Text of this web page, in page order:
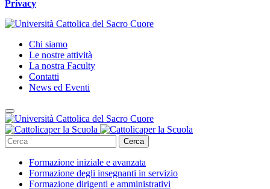
Privacy
Chi siamo
Le nostre attività
La nostra Faculty
Contatti
News ed Eventi
Cerca
Formazione iniziale e avanzata
Formazione degli insegnanti in servizio
Formazione dirigenti e amministrativi